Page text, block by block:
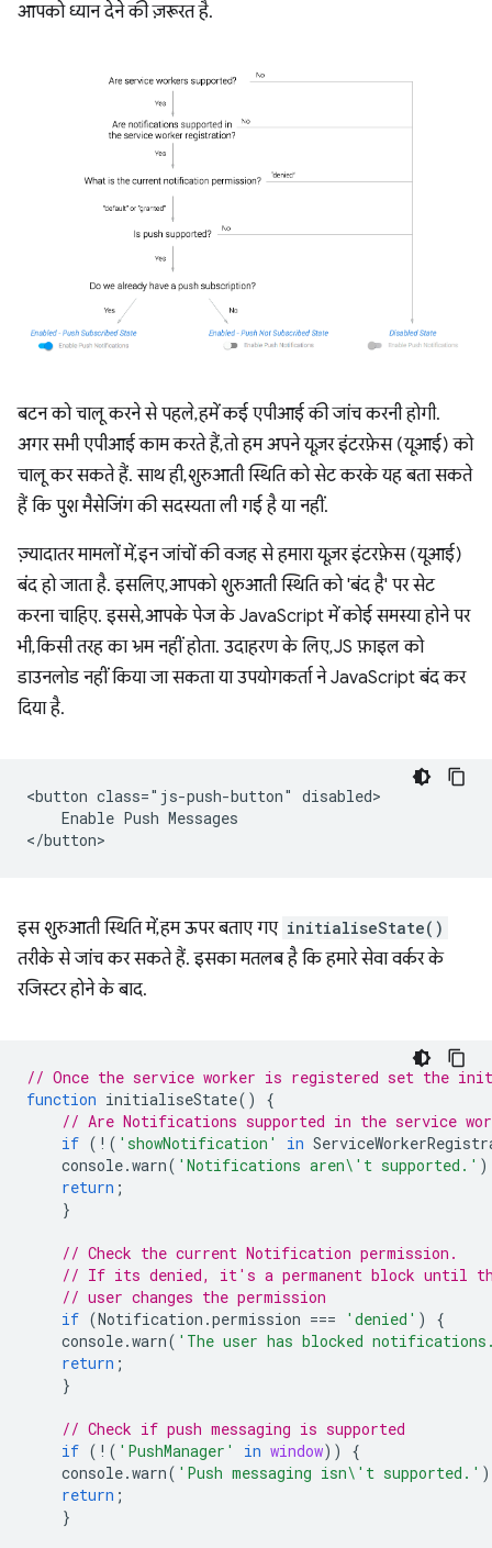
आपको ध्यान देने की ज़रूरत है.
बटन को चालू करने से पहले, हमें कई एपीआई की जांच करनी होगी.
अगर सभी एपीआई काम करते हैं, तो हम अपने यूज़र इंटरफ़ेस (यूआई) को
चालू कर सकते हैं. साथ ही, शुरुआती स्थिति को सेट करके यह बता सकते
हैं कि पुश मैसेजिंग की सदस्यता ली गई है या नहीं.
ज़्यादातर मामलों में, इन जांचों की वजह से हमारा यूज़र इंटरफ़ेस (यूआई)
बंद हो जाता है. इसलिए, आपको शुरुआती स्थिति को 'बंद है' पर सेट
करना चाहिए. इससे, आपके पेज के JavaScript में कोई समस्या होने पर
भी, किसी तरह का भ्रम नहीं होता. उदाहरण के लिए, JS फ़ाइल को
डाउनलोड नहीं किया जा सकता या उपयोगकर्ता ने JavaScript बंद कर
दिया है.
<button class="js-push-button" disabled>
    Enable Push Messages
इस शुरुआती स्थिति में, हम ऊपर बताए गए initialiseState()
तरीके से जांच कर सकते हैं. इसका मतलब है कि हमारे सेवा वर्कर के
रजिस्टर होने के बाद.
// Once the service worker is registered set the
function initialiseState()
{
// Are Notifications supported in the service
if ( ! ( 'showNotification' in
console.warn( 'Notifications aren\'t supported.'
return ;
}
// Check the current Notification permission.
// If its denied, it's a permanent block until
// user changes the permission
if (Notification .permission === 'denied' )
{
console.warn( 'The user has blocked
return ;
}
// Check if push messaging is supported
if ( ! ( 'PushManager' in window))
{
console.warn( 'Push messaging isn\'t supported.'
return ;
}